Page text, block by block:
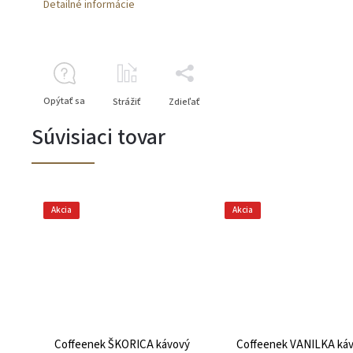
Detailné informácie
Opýtať sa Strážiť Zdieľať
Súvisiaci tovar
Akcia
Coffeenek ŠKORICA kávový
Akcia
Coffeenek VANILKA